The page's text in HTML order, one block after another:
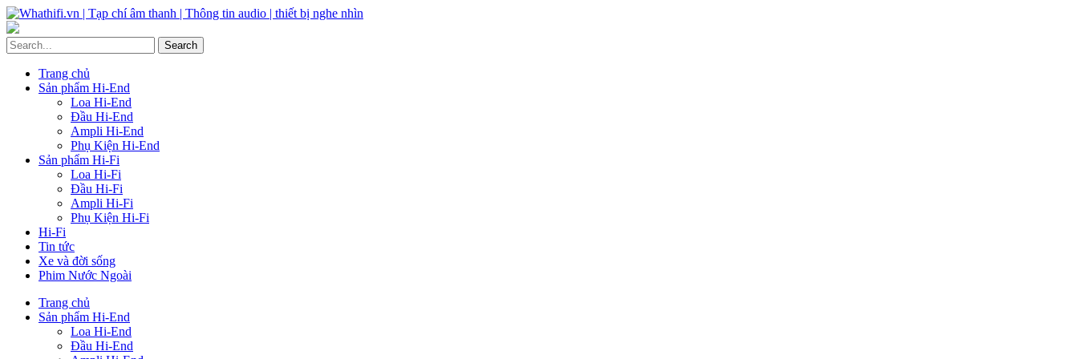
Trang chủ
Sản phẩm Hi-End
Loa Hi-End
Đầu Hi-End
Ampli Hi-End
Phụ Kiện Hi-End
Sản phẩm Hi-Fi
Loa Hi-Fi
Đầu Hi-Fi
Ampli Hi-Fi
Phụ Kiện Hi-Fi
Hi-Fi
Tin tức
Xe và đời sống
Phim Nước Ngoài
Trang chủ
Sản phẩm Hi-End
Loa Hi-End
Đầu Hi-End